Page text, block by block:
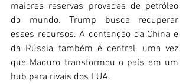
maiores reservas provadas de petróleo
do mundo. Trump busca recuperar
esses recursos. A contenção da China e
da Rússia também é central, uma vez
que Maduro transformou o país em um
hub para rivais dos EUA.